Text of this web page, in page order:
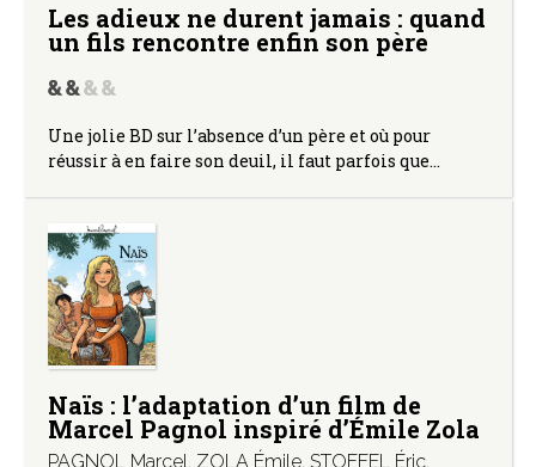
Les adieux ne durent jamais : quand
un fils rencontre enfin son père
Une jolie BD sur l’absence d’un père et où pour
réussir à en faire son deuil, il faut parfois que…
Naïs : l’adaptation d’un film de
Marcel Pagnol inspiré d’Émile Zola
PAGNOL Marcel, ZOLA Émile, STOFFEL Éric,